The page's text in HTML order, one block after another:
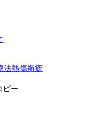
法熱傷褥瘡
ピー